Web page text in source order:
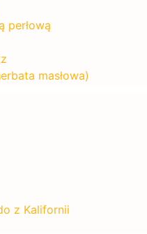
perłową
masłowa)
z Kalifornii